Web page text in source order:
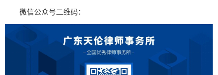
微信公众号二维码：